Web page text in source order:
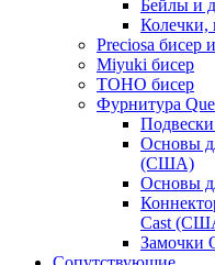
Бейлы и
Колечки,
Preciosa бисер
Miyuki бисер
TOHO бисер
Фурнитура
Основы
(США)
Основы
Cast
Замочки